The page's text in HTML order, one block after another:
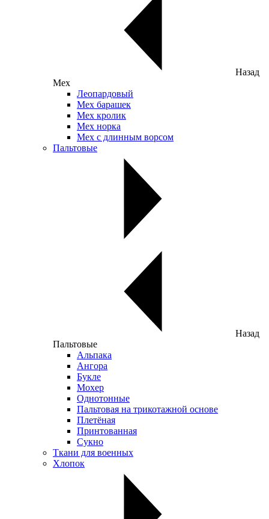
Назад
Мех
Леопардовый
Мех барашек
Мех кролик
Мех норка
Мех с длинным ворсом
Пальтовые
Назад
Пальтовые
Альпака
Ангора
Букле
Мохер
Однотонные
Пальтовая на трикотажной основе
Плетёная
Принтованная
Сукно
Ткани для военных
Хлопок